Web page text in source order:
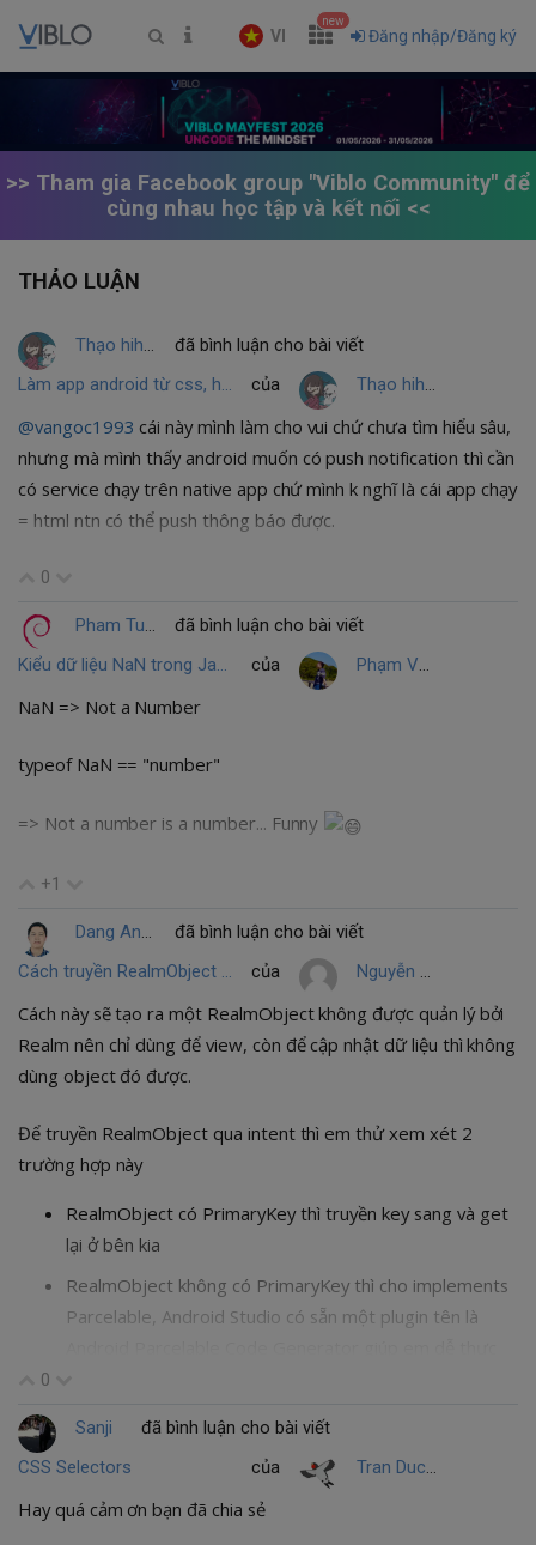
VI
new
Đăng nhập/Đăng ký
>> Tham gia Facebook group "Viblo Community" để
cùng nhau học tập và kết nối <<
THẢO LUẬN
Thạo hihihihihihihihihihi
đã bình luận cho bài viết
Làm app android từ css, html và js bằng PhoneGap
của Thạo hihihihihihihihihihi
@vangoc1993 cái này mình làm cho vui chứ chưa tìm hiểu sâu,
nhưng mà mình thấy android muốn có push notification thì cần
có service chạy trên native app chứ mình k nghĩ là cái app chạy
= html ntn có thể push thông báo được.
0
Pham Tuan
đã bình luận cho bài viết
Kiểu dữ liệu NaN trong JavaScript - Một cái nhìn sâu sắc
của Phạm Văn Toàn
NaN => Not a Number
typeof NaN == "number"
=> Not a number is a number... Funny
+1
Dang Anh Quan
đã bình luận cho bài viết
Cách truyền RealmObject qua Intent
của Nguyễn Quang
Cách này sẽ tạo ra một RealmObject không được quản lý bởi
Realm nên chỉ dùng để view, còn để cập nhật dữ liệu thì không
dùng object đó được.
Để truyền RealmObject qua intent thì em thử xem xét 2
trường hợp này
RealmObject có PrimaryKey thì truyền key sang và get
lại ở bên kia
RealmObject không có PrimaryKey thì cho implements
Parcelable, Android Studio có sẵn một plugin tên là
0
Sanji
đã bình luận cho bài viết
CSS Selectors
của Tran Duc Thang
Hay quá cảm ơn bạn đã chia sẻ